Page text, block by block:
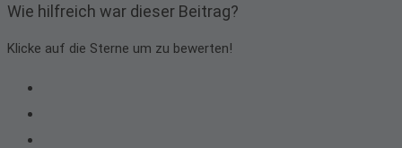
Wie hilfreich war dieser Beitrag?
Klicke auf die Sterne um zu bewerten!